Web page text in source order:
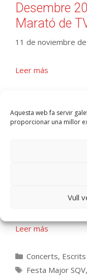
Aquesta web fa servir
proporcionar una millor
Vull
Desembre
Marató de
11 de noviembre
Leer más
Grup Alea,
11 de noviembre
Leer más
Concerts, Escrits
Festa Major SQV,